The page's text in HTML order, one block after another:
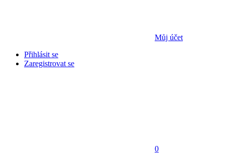
Můj účet
Přihlásit se
Zaregistrovat se
0